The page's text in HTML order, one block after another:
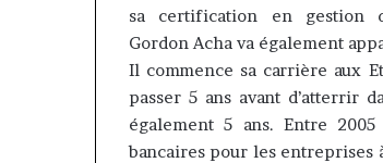
sa certification en gestion
GordonAcha va également
Il commence sa carrière aux
passer 5 ans avant d’atterrir
également 5 ans. Entre
bancaires pour les entreprises
à
conquête
du
marché
des